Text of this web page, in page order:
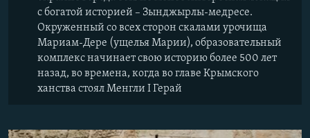
с богатой историей – Зынджырлы-медресе.
Окруженный со всех сторон скалами урочища
Мариам-Дере (ущелья Марии), образовательный
комплекс начинает свою историю более 500 лет
назад, во времена, когда во главе Крымского
ханства стоял Менгли I Герай